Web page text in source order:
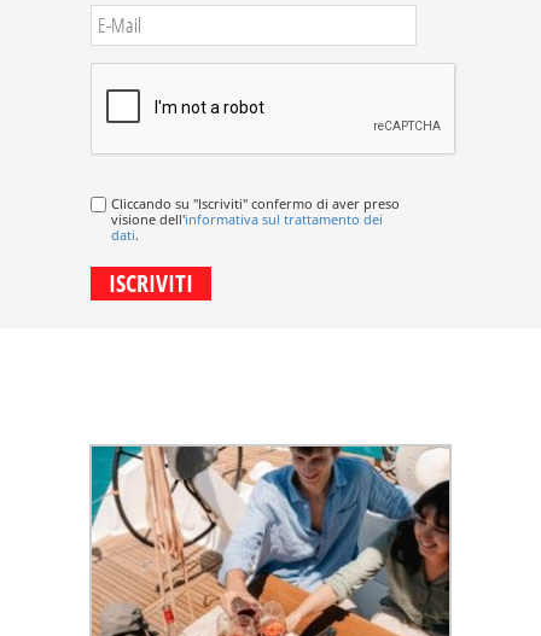
Cliccando su "Iscriviti" confermo di aver preso
visione dell'informativa sul trattamento dei
dati.